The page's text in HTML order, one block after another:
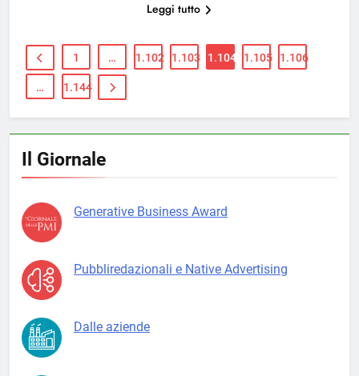
Leggi tutto
1 … 1.102 1.103 1.104 1.105 1.106
… 1.144
Il Giornale
Generative Business Award
Pubbliredazionali e Native Advertising
Dalle aziende